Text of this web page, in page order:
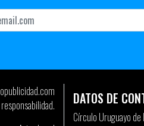
DATOS DE
Círculo Uruguayo de